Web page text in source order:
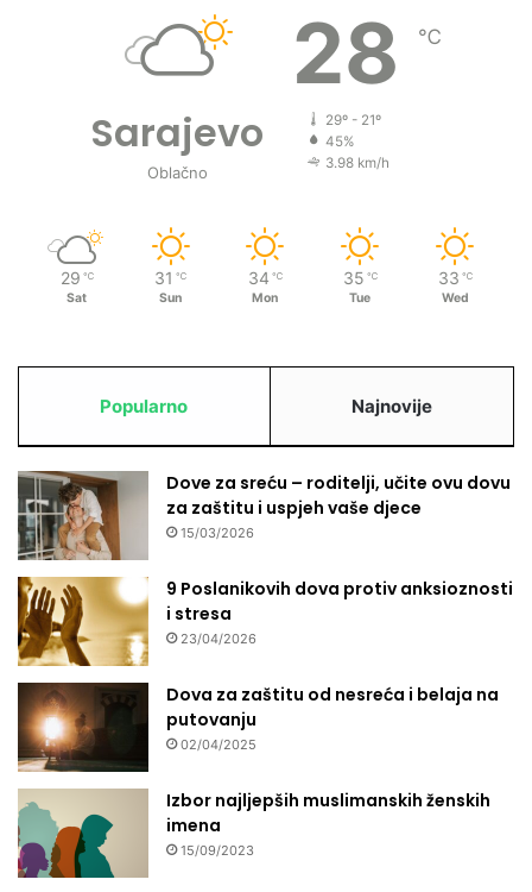
Sarajevo
Oblačno
28 ℃
29º - 21º
45%
3.98 km/h
29 ℃
Sat
31 ℃
Sun
34 ℃
Mon
35 ℃
Tue
33 ℃
Wed
Popularno Najnovije
Dove za sreću – roditelji, učite ovu dovu
za zaštitu i uspjeh vaše djece
15/03/2026
9 Poslanikovih dova protiv anksioznosti
i stresa
23/04/2026
Dova za zaštitu od nesreća i belaja na
putovanju
02/04/2025
Izbor najljepših muslimanskih ženskih
imena
15/09/2023